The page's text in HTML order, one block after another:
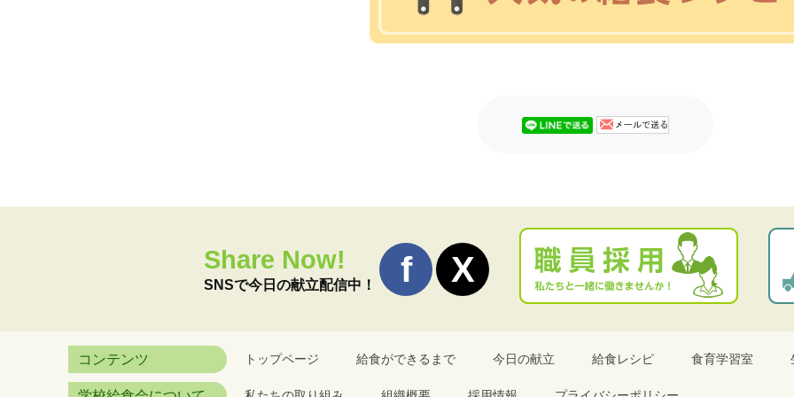
Share Now!
SNSで今日の献立配信中！
コンテンツ トップページ 給食ができるまで 今日の献立 給食レシピ 食育学習室